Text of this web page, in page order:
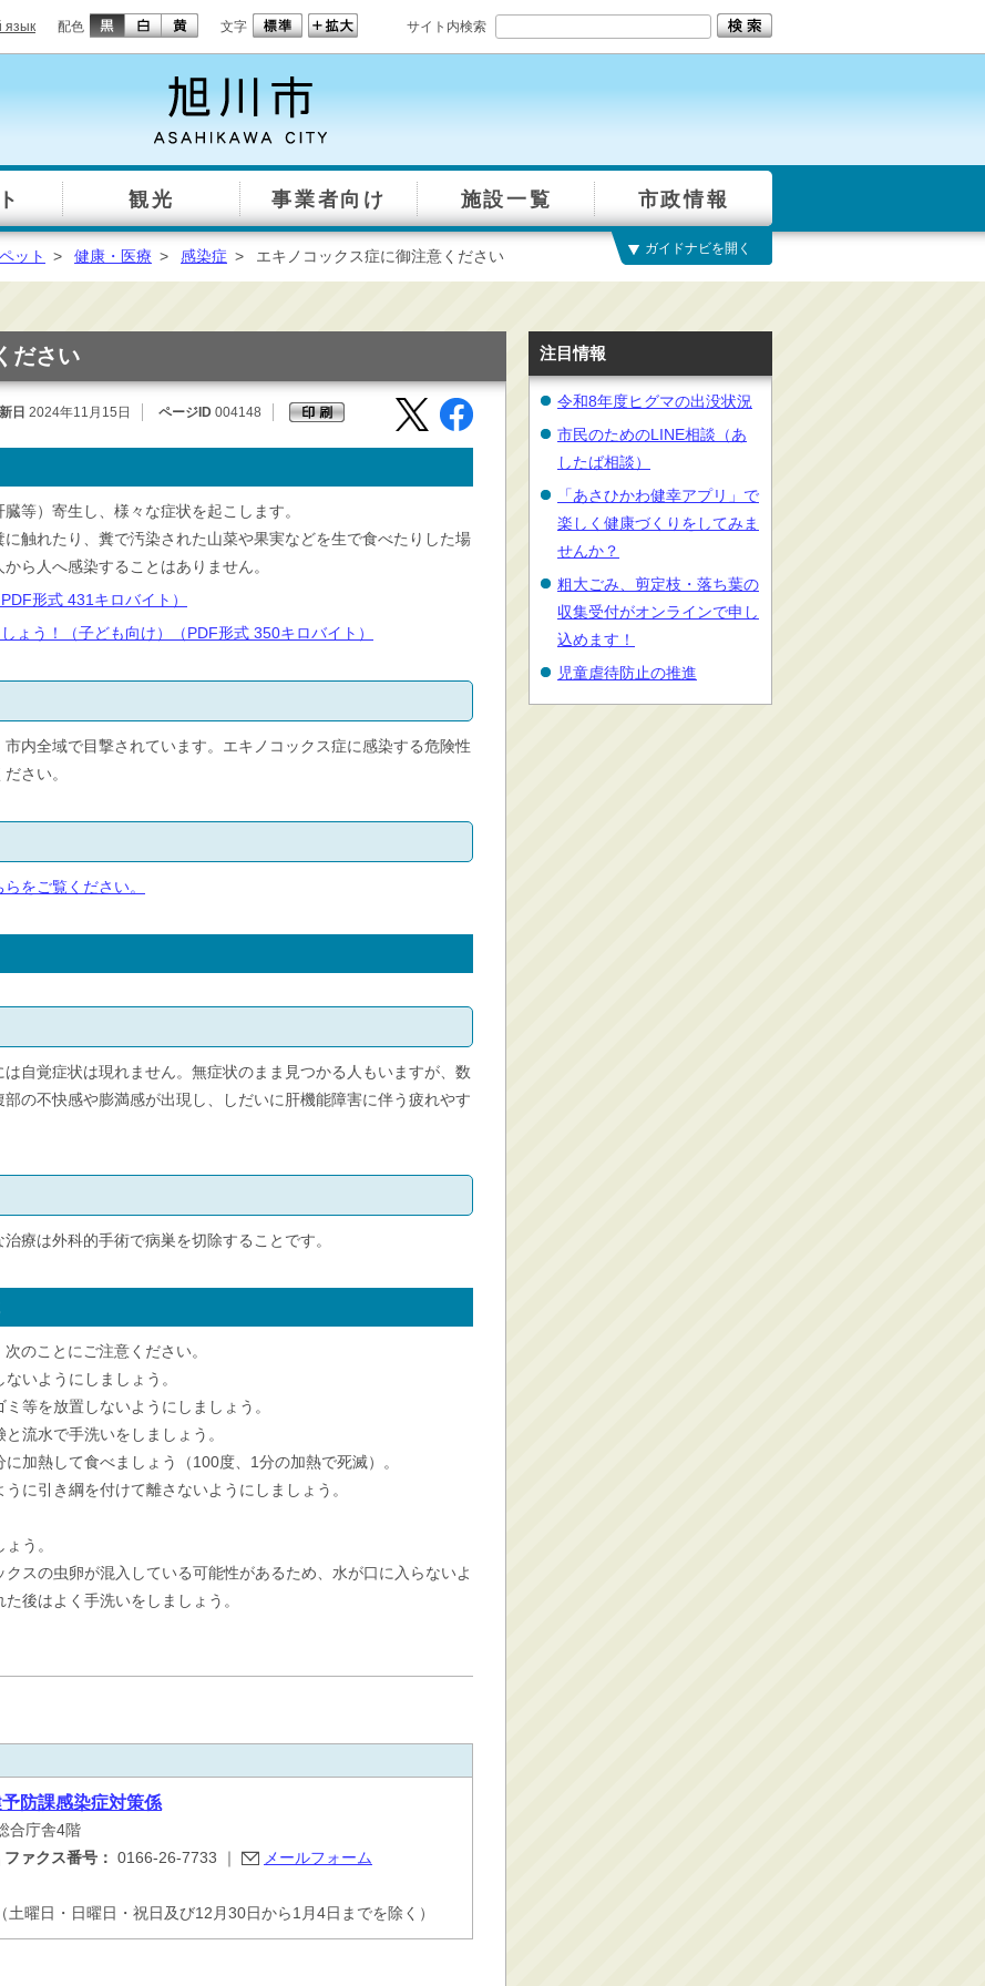
язык 配色 文字 サイト内検索
観光 事業者向け 施設一覧 市政情報
ガイドナビを開く
ット > 健康・医療 > 感染症 > エキノコックス症に御注意ください
ださい
日 2024年11月15日 ページID 004148
等）寄生し、様々な症状を起こします。
触れたり、糞で汚染された山菜や果実などを生で食べたりした場
ら人へ感染することはありません。
形式 431キロバイト）
ょう！（子ども向け）（PDF形式 350キロバイト）
内全域で目撃されています。エキノコックス症に感染する危険性
さい。
をご覧ください。
自覚症状は現れません。無症状のまま見つかる人もいますが、数
の不快感や膨満感が出現し、しだいに肝機能障害に伴う疲れやす
療は外科的手術で病巣を切除することです。
のことにご注意ください。
いようにしましょう。
等を放置しないようにしましょう。
流水で手洗いをしましょう。
加熱して食べましょう（100度、1分の加熱で死滅）。
に引き綱を付けて離さないようにしましょう。
う。
スの虫卵が混入している可能性があるため、水が口に入らないよ
後はよく手洗いをしましょう。
防課感染症対策係
合庁舎4階
ファクス番号： 0166-26-7733 ｜
メールフォーム
曜日・日曜日・祝日及び12月30日から1月4日までを除く）
注目情報
令和8年度ヒグマの出没状況
市民のためのLINE相談（あ
したば相談）
「あさひかわ健幸アプリ」で
楽しく健康づくりをしてみま
せんか？
粗大ごみ、剪定枝・落ち葉の
収集受付がオンラインで申し
込めます！
児童虐待防止の推進